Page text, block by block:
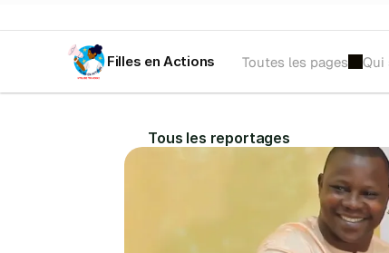
Filles en Actions Toutes les pages Qui
Tous les reportages